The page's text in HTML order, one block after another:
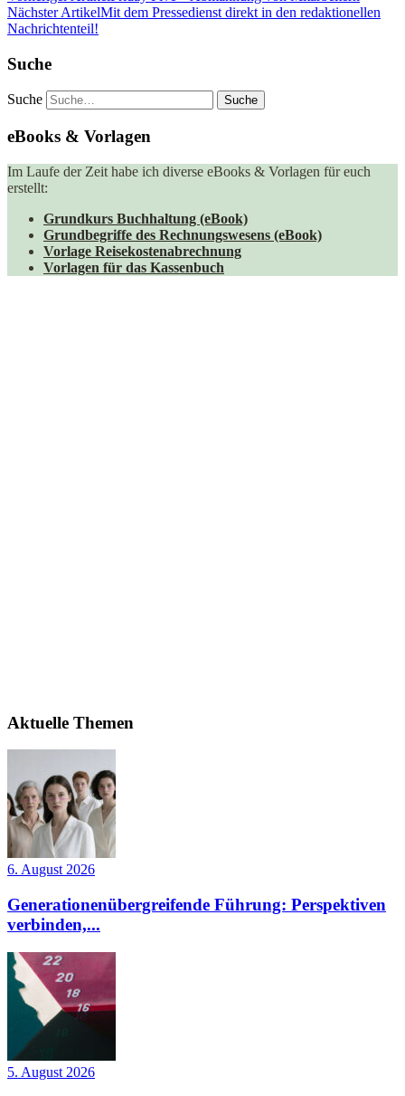
Nächster ArtikelMit dem Pressedienst direkt in den redaktionellen
Nachrichtenteil!
Suche
Suche
eBooks & Vorlagen
Im Laufe der Zeit habe ich diverse eBooks & Vorlagen für euch
erstellt:
Grundkurs Buchhaltung (eBook)
Grundbegriffe des Rechnungswesens (eBook)
Vorlage Reisekostenabrechnung
Vorlagen für das Kassenbuch
Aktuelle Themen
6. August 2026
Generationenübergreifende Führung: Perspektiven
verbinden,...
5. August 2026